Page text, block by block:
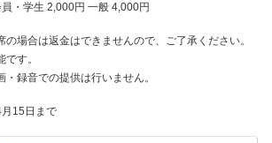
・学生 2,000円 一般 4,000円
の場合は返金はできませんので、ご了承ください。
す。
録音での提供は行いません。
月15日まで